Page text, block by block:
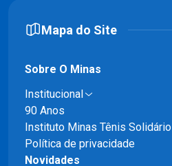
Mapa do Site
Sobre O Minas
Institucional
90 Anos
Instituto Minas Tênis Solidário
Política de privacidade
Novidades